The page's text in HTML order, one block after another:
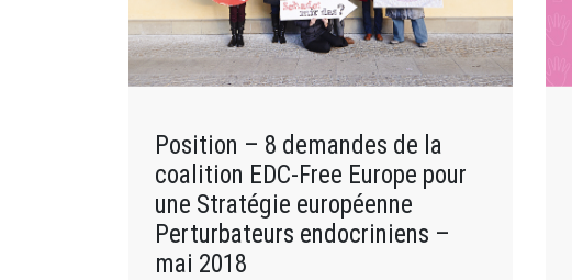
Position – 8 demandes de la
coalition EDC-Free Europe pour
une Stratégie européenne
Perturbateurs endocriniens –
mai 2018